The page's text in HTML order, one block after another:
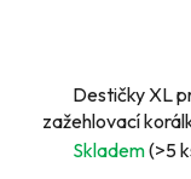
Destičky XL
zažehlovací
kůň, pes,
Skladem(>5